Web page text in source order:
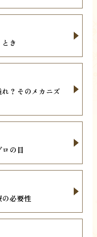
き
？そのメカニズ
の目
必要性